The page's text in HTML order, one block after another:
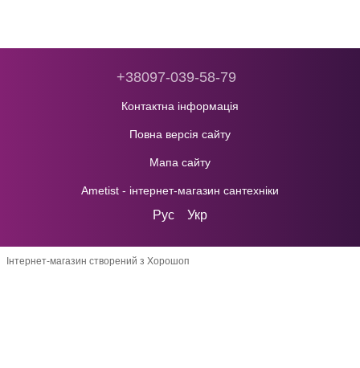
+38097-039-58-79
Контактна інформація
Повна версія сайту
Мапа сайту
Ametist - інтернет-магазин сантехніки
Рус Укр
Інтернет-магазин створений з Хорошоп